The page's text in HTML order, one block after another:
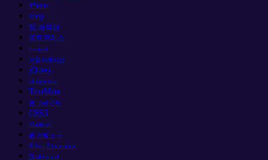
iPhone
Ruby
웹 최적화
워드프레스
Leopard
어플리케이션
jQuery
blueprintcss
TextMate
웹 브라우저
CSS3
MacBook
웹 개발 도구
Safari Extensions
Dashboard